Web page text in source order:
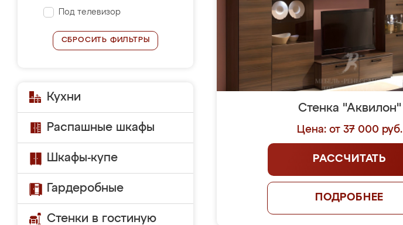
Под телевизор
СБРОСИТЬ ФИЛЬТРЫ
Кухни
Распашные шкафы
Шкафы-купе
Гардеробные
Стенки в гостиную
Стенка "Аквилон"
Цена: от 37 000 руб.
РАССЧИТАТЬ
ПОДРОБНЕЕ